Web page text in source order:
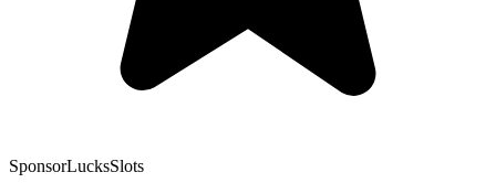
SponsorLucksSlots